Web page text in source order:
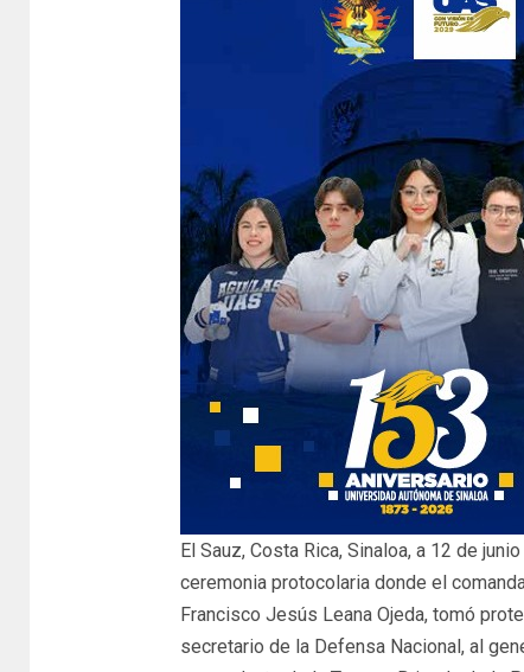
El Sauz, Costa Rica, Sinaloa, a 12 de
ceremonia protocolaria donde el
Francisco Jesús Leana Ojeda, tomó
secretario de la Defensa Nacional, al